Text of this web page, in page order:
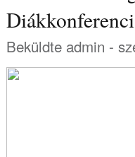
Beküldte admin -